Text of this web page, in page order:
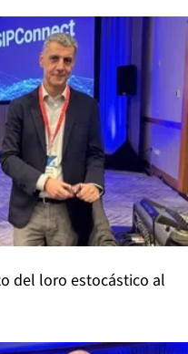
del loro estocástico al